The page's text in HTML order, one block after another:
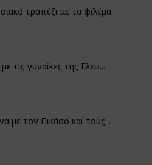
τραπέζι με τα φιλέμα...
τις γυναίκες της Ελεύ...
με τον Πικάσο και τους...